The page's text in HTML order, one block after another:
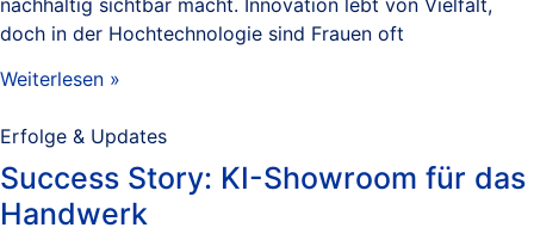
nachhaltig sichtbar macht. Innovation lebt von Vielfalt,
doch in der Hochtechnologie sind Frauen oft
Weiterlesen »
Erfolge & Updates
Success Story: KI-Showroom für das
Handwerk